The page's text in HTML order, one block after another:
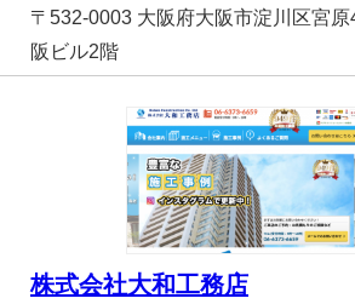
〒532-0003 大阪府大阪市淀川区宮
阪ビル2階
株式会社大和工務店